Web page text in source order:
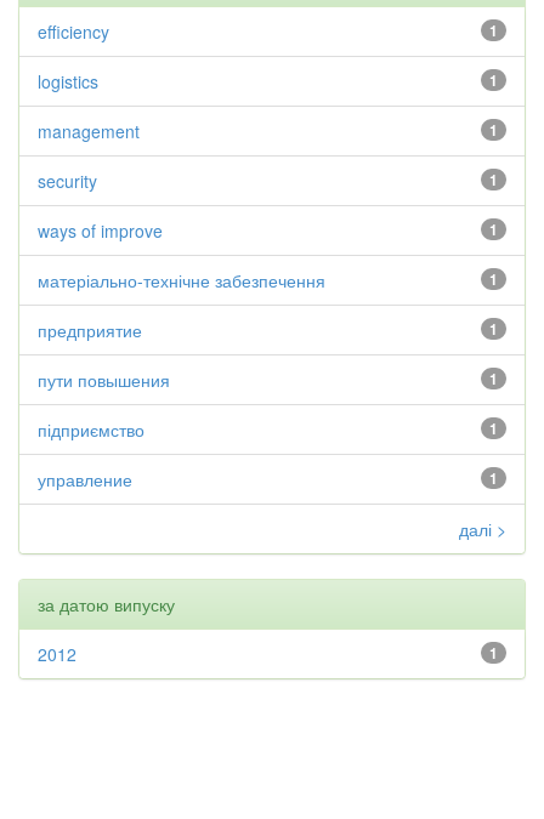
1
efficiency
1
logistics
1
management
1
security
1
ways of improve
1
матеріально-технічне забезпечення
1
предприятие
1
пути повышения
1
підприємство
1
управление
далі >
за датою випуску
1
2012